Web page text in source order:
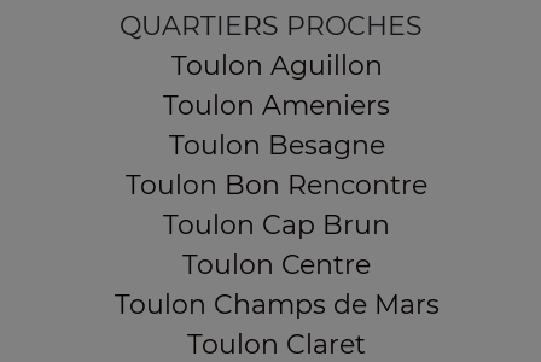
QUARTIERS PROCHES
Toulon Aguillon
Toulon Ameniers
Toulon Besagne
Toulon Bon Rencontre
Toulon Cap Brun
Toulon Centre
Toulon Champs de Mars
Toulon Claret